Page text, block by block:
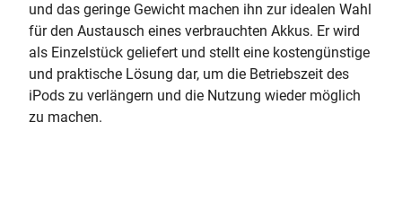
und das geringe Gewicht machen ihn zur idealen Wahl
für den Austausch eines verbrauchten Akkus. Er wird
als Einzelstück geliefert und stellt eine kostengünstige
und praktische Lösung dar, um die Betriebszeit des
iPods zu verlängern und die Nutzung wieder möglich
zu machen.